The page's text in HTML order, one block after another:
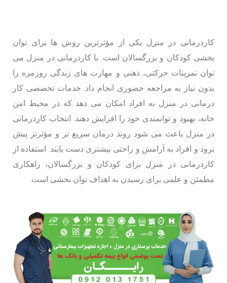
کاردرمانی در منزل یکی از مؤثرترین روش ها برای توان
بخشی کودکان و بزرگسالان است. با کاردرمانی در منزل می
توان تمرینات حرکتی، ذهنی و مهارت های زندگی روزمره را
بدون نیاز به مراجعه حضوری انجام داد. خدمات تخصصی کار
درمانی در منزل به افراد امکان می دهد که در محیط امن
خانه، بهبود و توانمندی خود را افزایش دهند. انتخاب کاردرمانی
در منزل باعث می شود روند درمان سریع تر و مؤثرتر پیش
برود و افراد به آرامش و راحتی بیشتری دست یابند. استفاده از
کاردرمانی در منزل برای کودکان و بزرگسالان، راهکاری
مطمئن و علمی برای رسیدن به اهداف توان بخشی است.